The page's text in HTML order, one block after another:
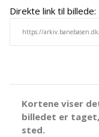
Direkte link til billede:
Kortene viser
billedet er
sted.